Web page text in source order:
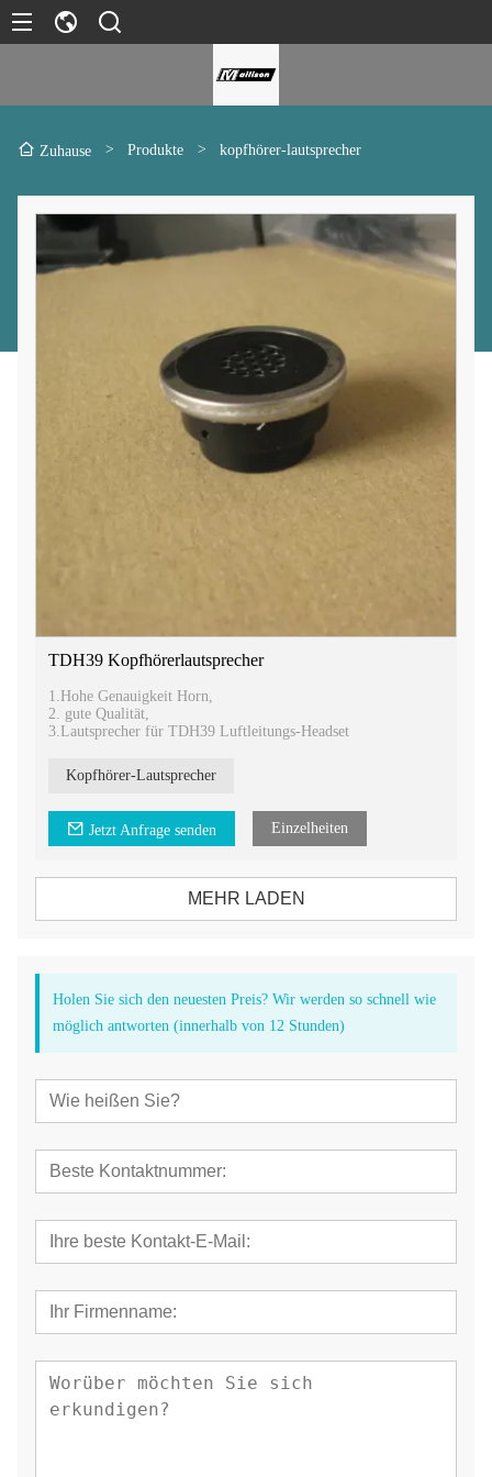
Zuhause > Produkte > kopfhörer-lautsprecher
TDH39 Kopfhörerlautsprecher
1.Hohe Genauigkeit Horn,
2. gute Qualität,
3.Lautsprecher für TDH39 Luftleitungs-Headset
Kopfhörer-Lautsprecher
Jetzt Anfrage senden Einzelheiten
MEHR LADEN
Holen Sie sich den neuesten Preis? Wir werden so schnell wie
möglich antworten (innerhalb von 12 Stunden)